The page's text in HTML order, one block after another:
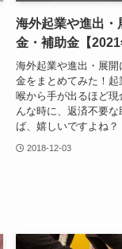
海外起業や進出・
金・補助金【2021
海外起業や進出・展
金をまとめてみた！起
喉から手が出るほど
んな時に、返済不要
ば、嬉しいですよね？
2018-12-03